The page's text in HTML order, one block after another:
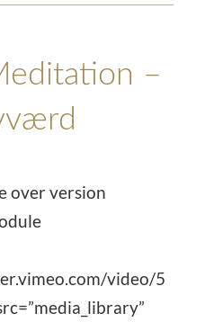
–
over version
video/5